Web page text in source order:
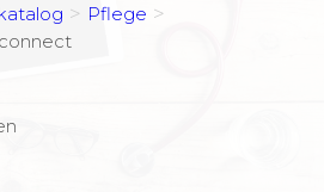
> Pflege >